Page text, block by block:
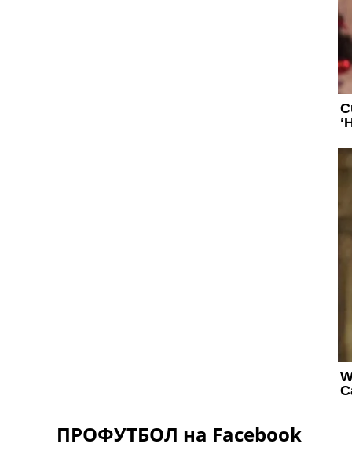
ПРОФУТБОЛ на Facebook